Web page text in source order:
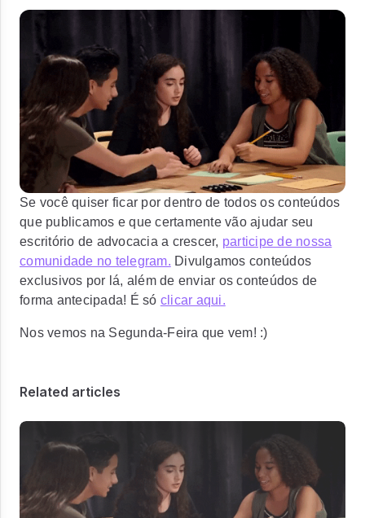
Se você quiser ficar por dentro de todos os conteúdos
que publicamos e que certamente vão ajudar seu
escritório de advocacia a crescer, participe de nossa
comunidade no telegram. Divulgamos conteúdos
exclusivos por lá, além de enviar os conteúdos de
forma antecipada! É só clicar aqui.
Nos vemos na Segunda-Feira que vem! :)
Related articles